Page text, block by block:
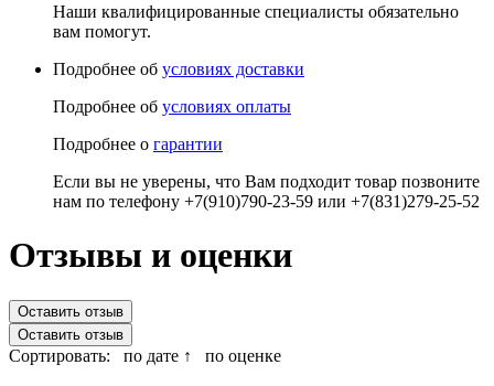
Наши квалифицированные специалисты обязательно
вам помогут.
Подробнее об условиях доставки
Подробнее об условиях оплаты
Подробнее о гарантии
Если вы не уверены, что Вам подходит товар позвоните
нам по телефону +7(910)790-23-59 или +7(831)279-25-52
Отзывы и оценки
Оставить отзыв
Оставить отзыв
Сортировать: по дате ↑ по оценке